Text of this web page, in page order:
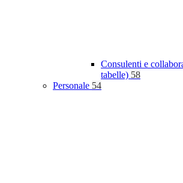
Consulenti e
tabelle) 58
Personale 54